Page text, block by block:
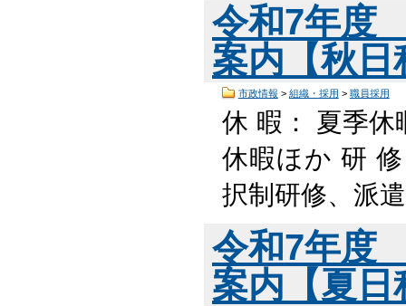
令和7年度
案内【秋
市政情報 > 組織・採用 > 職員採用
休 暇： 夏季休
休暇ほか 研
択制研修、派
令和7年度
案内【夏